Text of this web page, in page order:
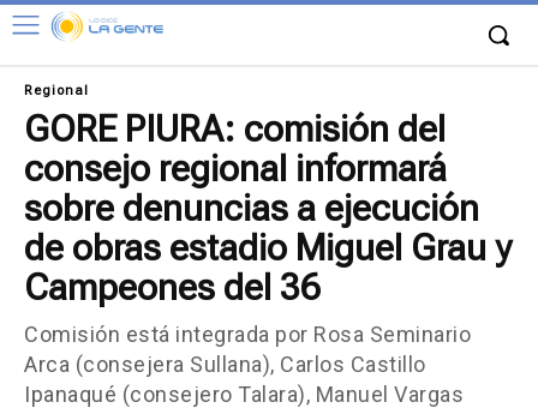
Regional
GORE PIURA: comisión del
consejo regional informará
sobre denuncias a ejecución
de obras estadio Miguel Grau y
Campeones del 36
Comisión está integrada por Rosa Seminario
Arca (consejera Sullana), Carlos Castillo
Ipanaqué (consejero Talara), Manuel Vargas